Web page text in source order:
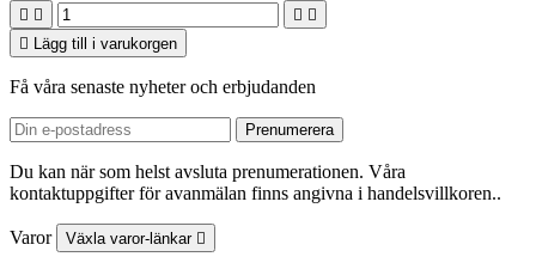
   
 Lägg till i varukorgen
Få våra senaste nyheter och erbjudanden
Du kan när som helst avsluta prenumerationen. Våra
kontaktuppgifter för avanmälan finns angivna i handelsvillkoren..
Varor Växla varor-länkar 